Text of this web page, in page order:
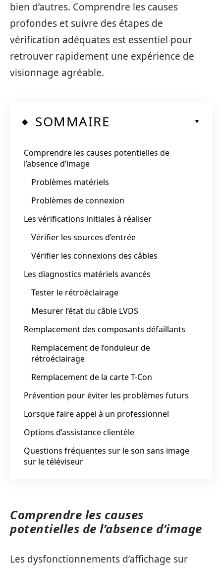
bien d’autres. Comprendre les causes
profondes et suivre des étapes de
vérification adéquates est essentiel pour
retrouver rapidement une expérience de
visionnage agréable.
SOMMAIRE
Comprendre les causes potentielles de
l’absence d’image
Problèmes matériels
Problèmes de connexion
Les vérifications initiales à réaliser
Vérifier les sources d’entrée
Vérifier les connexions des câbles
Les diagnostics matériels avancés
Tester le rétroéclairage
Mesurer l’état du câble LVDS
Remplacement des composants défaillants
Remplacement de l’onduleur de
rétroéclairage
Remplacement de la carte T-Con
Prévention pour éviter les problèmes futurs
Lorsque faire appel à un professionnel
Options d’assistance clientèle
Questions fréquentes sur le son sans image
sur le téléviseur
Comprendre les causes
potentielles de l’absence d’image
Les dysfonctionnements d’affichage sur